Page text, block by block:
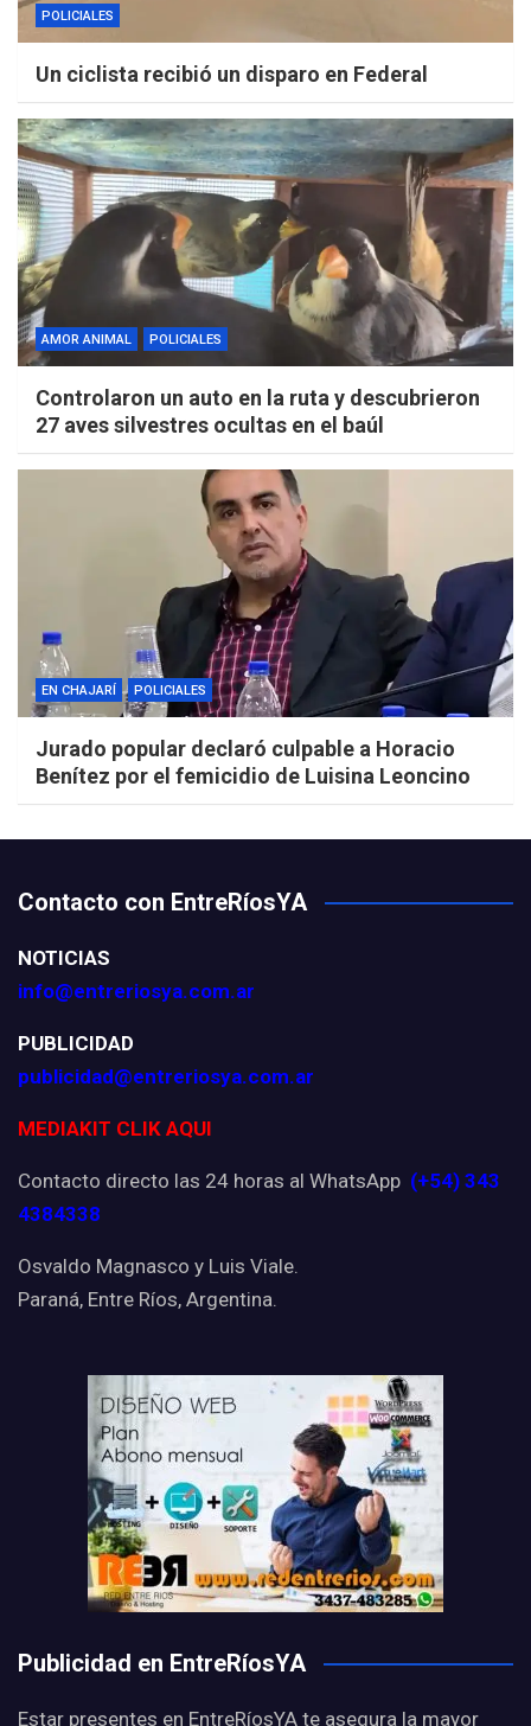
POLICIALES
Un ciclista recibió un disparo en Federal
AMOR ANIMAL POLICIALES
Controlaron un auto en la ruta y descubrieron
27 aves silvestres ocultas en el baúl
EN CHAJARÍ POLICIALES
Jurado popular declaró culpable a Horacio
Benítez por el femicidio de Luisina Leoncino
Contacto con EntreRíosYA
NOTICIAS
info@entreriosya.com.ar
PUBLICIDAD
publicidad@entreriosya.com.ar
MEDIAKIT CLIK AQUI
Contacto directo las 24 horas al WhatsApp (+54) 343
4384338
Osvaldo Magnasco y Luis Viale.
Paraná, Entre Ríos, Argentina.
Publicidad en EntreRíosYA
Estar presentes en EntreRíosYA te asegura la mayor